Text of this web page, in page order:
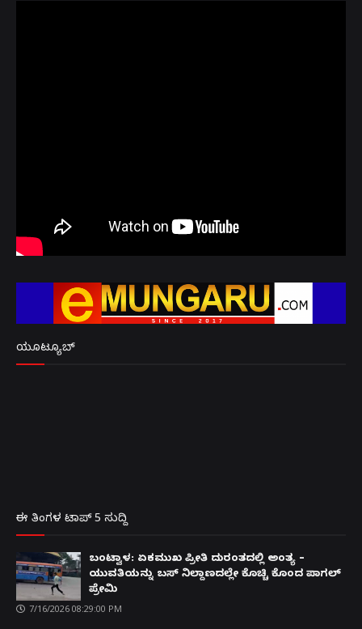
ಯೂಟ್ಯೂಬ್
ಈ ತಿಂಗಳ ಟಾಪ್ 5 ಸುದ್ದಿ
ಬಂಟ್ವಾಳ: ಏಕಮುಖ ಪ್ರೀತಿ ದುರಂತದಲ್ಲಿ ಅಂತ್ಯ –
ಯುವತಿಯನ್ನು ಬಸ್ ನಿಲ್ದಾಣದಲ್ಲೇ ಕೊಚ್ಚಿ ಕೊಂದ ಪಾಗಲ್
ಪ್ರೇಮಿ
7/16/2026 08:29:00 PM